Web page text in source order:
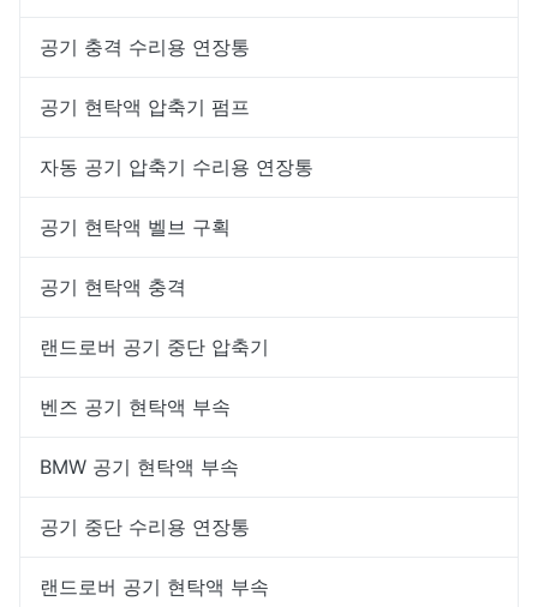
공기 충격 수리용 연장통
공기 현탁액 압축기 펌프
자동 공기 압축기 수리용 연장통
공기 현탁액 벨브 구획
공기 현탁액 충격
랜드로버 공기 중단 압축기
벤즈 공기 현탁액 부속
BMW 공기 현탁액 부속
공기 중단 수리용 연장통
랜드로버 공기 현탁액 부속